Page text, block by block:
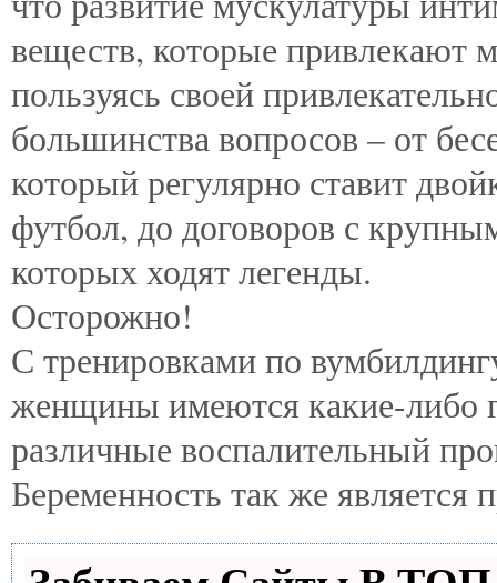
веществ, которые привлекают
пользуясь своей
большинства вопросов – от
который регулярно ставит
футбол, до договоров с
которых ходят легенды.
Осторожно!
С тренировками по
женщины имеются какие-либо
различные воспалительный
Беременность так же является